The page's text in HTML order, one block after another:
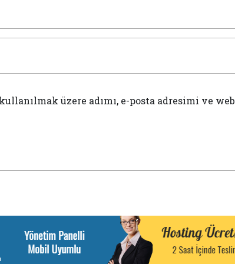
üzere adımı, e-posta adresimi ve web